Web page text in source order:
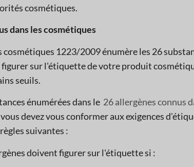
cosmétiques.
dans les cosmétiques
cosmétiques 1223/2009 énumère les 26
sur l'étiquette de votre produit
seuils.
énumérées dans le 26 allergènes connus
devez vous conformer aux exigences
suivantes :
doivent figurer sur l'étiquette si :